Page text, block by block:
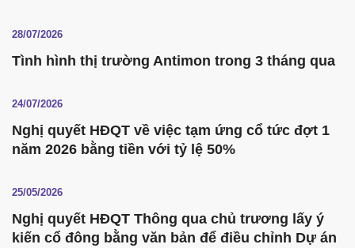
28/07/2026
Tình hình thị trường Antimon trong 3 tháng qua
24/07/2026
Nghị quyết HĐQT về việc tạm ứng cổ tức đợt 1
năm 2026 bằng tiền với tỷ lệ 50%
25/05/2026
Nghị quyết HĐQT Thông qua chủ trương lấy ý
kiến cổ đông bằng văn bản để điều chỉnh Dự án